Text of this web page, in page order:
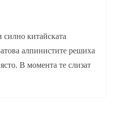
силно китайската
алпинистите решиха
В момента те слизат